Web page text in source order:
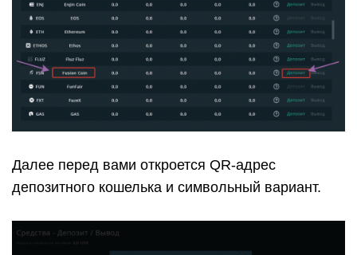
Далее перед вами откроется QR-адрес
депозитного кошелька и символьный вариант.